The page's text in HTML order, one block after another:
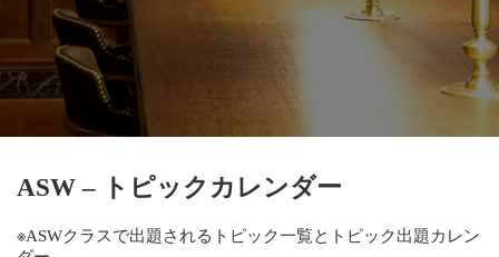
ASW – トピックカレンダー
※ASWクラスで出題されるトピック一覧とトピック出題カレン